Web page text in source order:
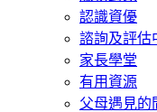
認識資優
諮詢及評估
家長學堂
有用資源
父母遇見的